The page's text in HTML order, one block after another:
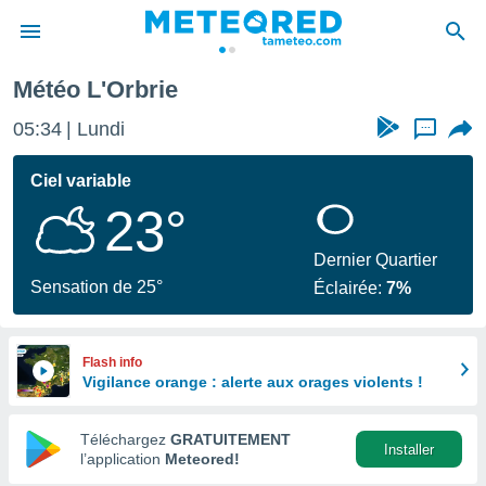
de
Météo L'Orbrie
05:34 Lundi ...
Ciel variable
23°
Sensation de 25°
Dernier Quartier
Éclairée:7%
Flash info
Vigilance orange : alerte aux orages violents !
Téléchargez GRATUITEMENT
l’application Meteored!
Installer